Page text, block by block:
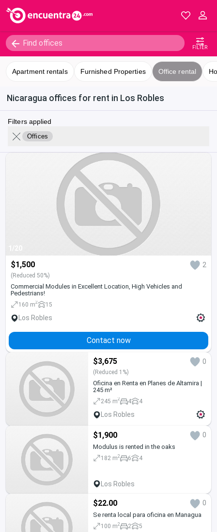
FILTER
Apartment rentals Furnished Properties Office rental
Nicaragua offices for rent in Los Robles
Filters applied
Offices
1/20
$1,500 2
(Reduced 50%)
Commercial Modules in Excellent Location, High Vehicles and
Pedestrians!
160 m2 15
Los Robles
Contact now
$3,675 0
(Reduced 1%)
Oficina en Renta en Planes de Altamira |
245 m²
245 m2 4 4
Los Robles
$1,900 0
Modulus is rented in the oaks
182 m2 6 4
Los Robles
$22.00 0
Se renta local para oficina en Managua
100 m2 2 5